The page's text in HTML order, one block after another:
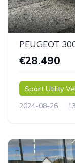
PEUGEOT
€28.490
Sport Utility
2024-08-26